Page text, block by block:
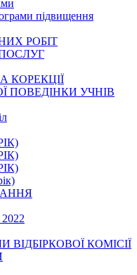
підвищення
РОБІТ
КОРЕКЦІЇ
ПОВЕДІНКИ УЧНІВ
2022
ВІДБІРКОВОЇ КОМІСІЇ